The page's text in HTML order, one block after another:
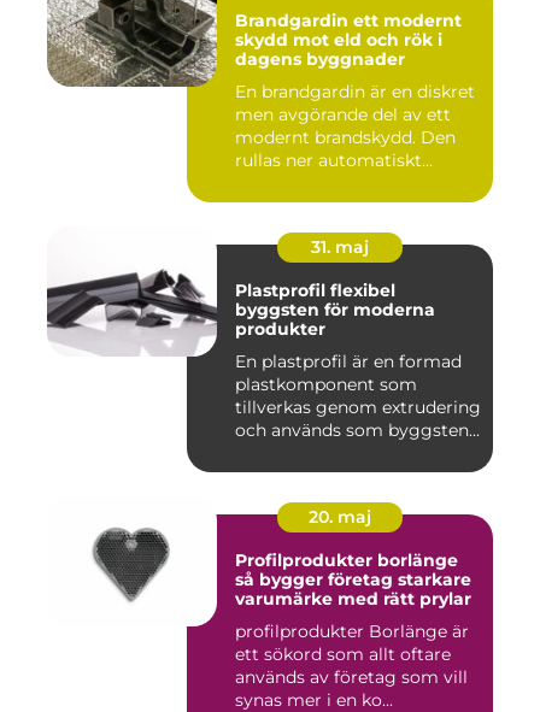
Brandgardin ett modernt
skydd mot eld och rök i
dagens byggnader
En brandgardin är en diskret
men avgörande del av ett
modernt brandskydd. Den
rullas ner automatiskt...
31. maj
Plastprofil flexibel
byggsten för moderna
produkter
En plastprofil är en formad
plastkomponent som
tillverkas genom extrudering
och används som byggsten...
20. maj
Profilprodukter borlänge
så bygger företag starkare
varumärke med rätt prylar
profilprodukter Borlänge är
ett sökord som allt oftare
används av företag som vill
synas mer i en ko...